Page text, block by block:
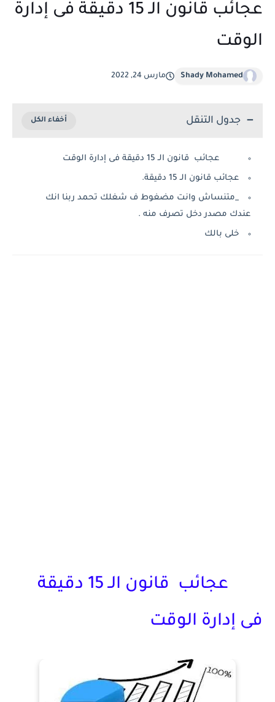
عجائب قانون الـ 15 دقيقة فى إدارة
الوقت
Shady Mohamed مارس 24, 2022
جدول التنقل
عجائب قانون الـ 15 دقيقة فى إدارة الوقت
عجائب قانون الـ 15 دقيقة.
_متنساش وانت مضغوط ف شغلك تحمد ربنا انك
عندك مصدر دخل تصرف منه .
خلى بالك
عجائب قانون الـ 15 دقيقة
فى إدارة الوقت